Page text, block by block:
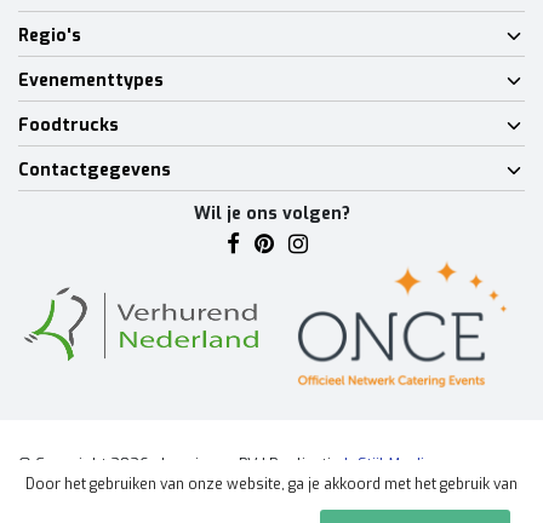
Regio's
Evenementtypes
Foodtrucks
Contactgegevens
Wil je ons volgen?
© Copyright 2026 - Lumineux BV | Realisatie
InStijl Media
Algemene voorwaarden|Disclaimer|Privacy Policy|Sitemap |
Door het gebruiken van onze website, ga je akkoord met het gebruik van